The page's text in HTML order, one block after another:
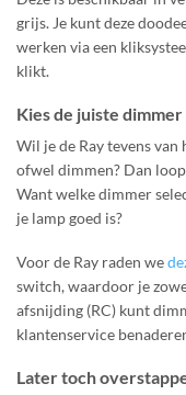
grijs. Je kunt deze
werken via een
klikt.
Kies de juiste dimmer
Wil je de Ray tevens
ofwel dimmen? Dan
Want welke dimmer
je lamp goed is?
Voor de Ray raden we
switch, waardoor je
afsnijding (RC) kunt
klantenservice
Later toch